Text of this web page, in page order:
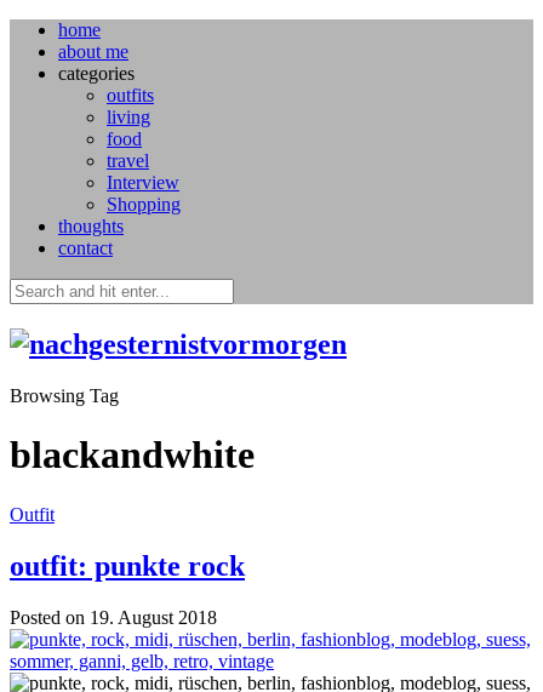
home
about me
categories
outfits
living
food
travel
Interview
Shopping
thoughts
contact
Browsing Tag
blackandwhite
Outfit
outfit: punkte rock
Posted on 19. August 2018